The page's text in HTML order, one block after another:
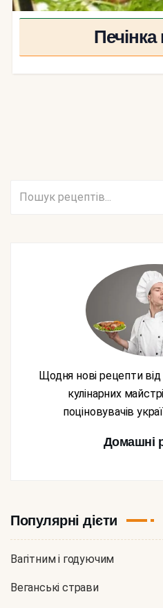
Печінка
Щодня нові рецепти від домашніх господинь,
кулінарних
поціновувачів
Домашні
Популярні дієти
Вагітним і годуючим
Веганські страви